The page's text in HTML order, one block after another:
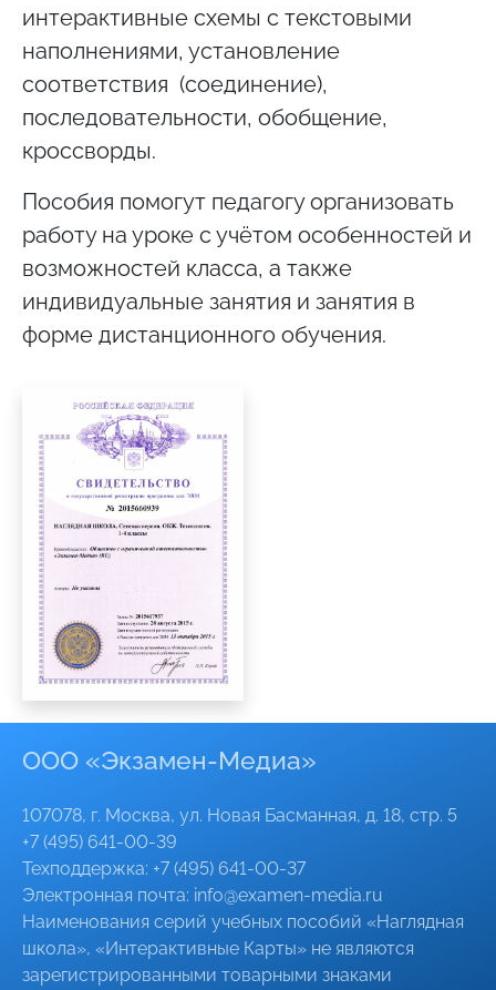
интерактивные схемы с текстовыми
наполнениями, установление
соответствия (соединение),
последовательности, обобщение,
кроссворды.
Пособия помогут педагогу организовать
работу на уроке с учётом особенностей и
возможностей класса, а также
индивидуальные занятия и занятия в
форме дистанционного обучения.
ООО «Экзамен-Медиа»
107078, г. Москва, ул. Новая Басманная, д. 18, стр. 5
+7 (495) 641-00-39
Техподдержка: +7 (495) 641-00-37
Электронная почта: info@examen-media.ru
Наименования серий учебных пособий «Наглядная
школа», «Интерактивные Карты» не являются
зарегистрированными товарными знаками